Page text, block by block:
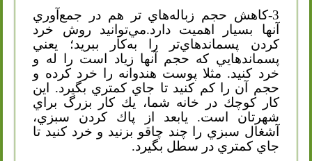
3-كاهش حجم زباله‌هاي ‌تر هم در جمع‌آوري
آنها بسيار اهميت دارد.مي‌توانيد روش خرد
كردن پسماند‌هاي‌تر را به‌كار ببريد؛ يعني
پسماند‌هايي كه حجم آنها زياد است را له و
خرد كنيد. مثلا پوست هندوانه را خرد كرده و
حجم آن را كم كنيد تا جاي كمتري بگيرد. اين
كار كوچك در خانه شما، يك كار بزرگ براي
شهرتان است. يابعد از پاك كردن سبزي،
آشغال سبزي را چند چاقو بزنيد و خرد كنيد تا
جاي كمتري در سطل بگيرد.